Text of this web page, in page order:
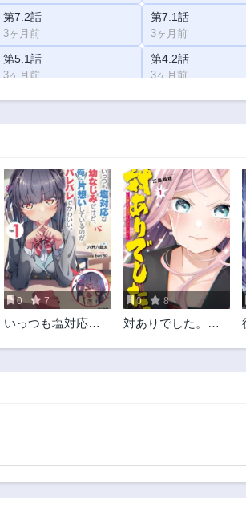
第7.2話
3ヶ月前
第7.1話
3ヶ月前
第5.1話
3ヶ月前
第4.2話
3ヶ月前
第2.1話
0 7
いっつも塩対応な
るのがバレバレで
0 8
対ありでした。～
～